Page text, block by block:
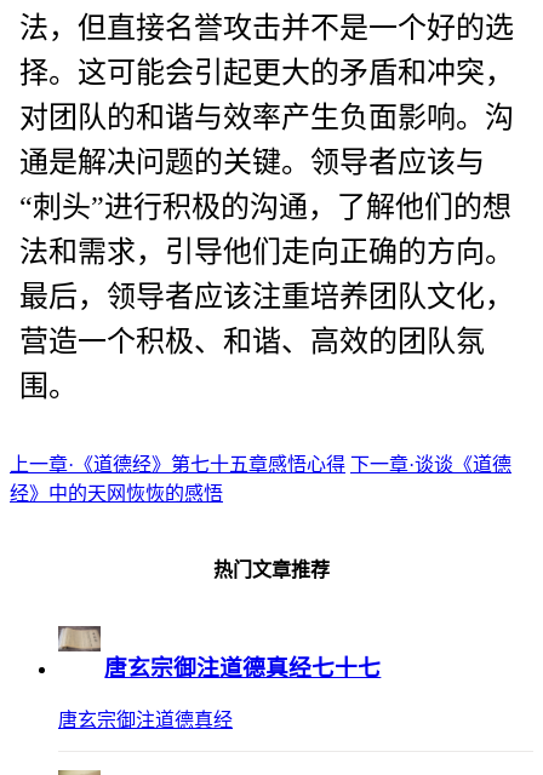
法，但直接名誉攻击并不是一个好的选
择。这可能会引起更大的矛盾和冲突，
对团队的和谐与效率产生负面影响。沟
通是解决问题的关键。领导者应该与
“刺头”进行积极的沟通，了解他们的想
法和需求，引导他们走向正确的方向。
最后，领导者应该注重培养团队文化，
营造一个积极、和谐、高效的团队氛
围。
上一章·《道德经》第七十五章感悟心得 下一章·谈谈《道德
经》中的天网恢恢的感悟
热门文章推荐
唐玄宗御注道德真经七十七
唐玄宗御注道德真经